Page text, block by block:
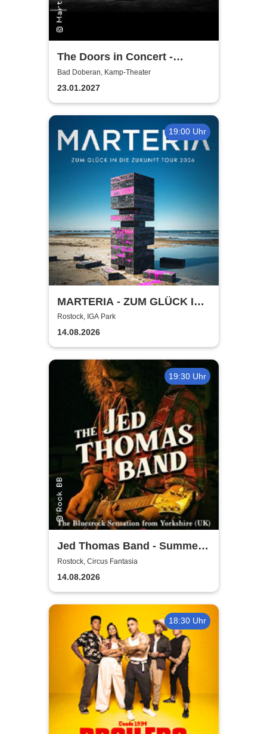
The Doors in Concert -
Authentic Tribute Band
Bad Doberan, Kamp-Theater
23.01.2027
19:00 Uhr
MARTERIA - ZUM GLÜCK IN
DIE ZUKUNFT TOUR 2026
Rostock, IGA Park
14.08.2026
19:30 Uhr
Jed Thomas Band - Summer
Tour 2026
Rostock, Circus Fantasia
14.08.2026
18:30 Uhr